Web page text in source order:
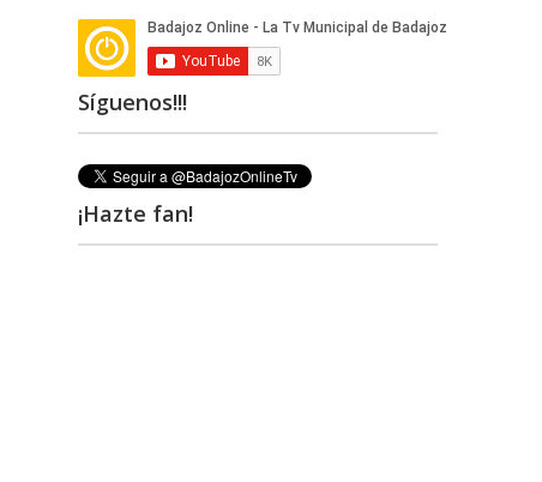
Síguenos!!!
¡Hazte fan!